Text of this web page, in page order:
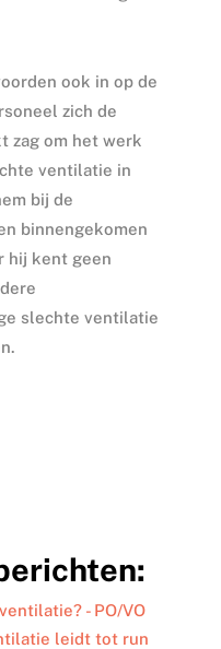
ook in op de
zich de
zag om het werk
ventilatie in
bij de
binnengekomen
hij kent geen
slechte ventilatie
- PO/VO
leidt tot run